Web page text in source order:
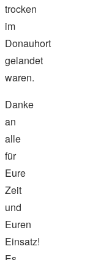
trocken
im
Donauhort
gelandet
waren.
Danke
an
alle
für
Eure
Zeit
und
Euren
Einsatz!